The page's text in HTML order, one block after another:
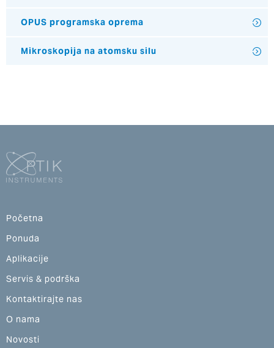
OPUS programska oprema
Mikroskopija na atomsku silu
Početna
Ponuda
Aplikacije
Servis & podrška
Kontaktirajte nas
O nama
Novosti